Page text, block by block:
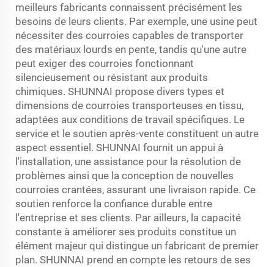
meilleurs fabricants connaissent précisément les
besoins de leurs clients. Par exemple, une usine peut
nécessiter des courroies capables de transporter
des matériaux lourds en pente, tandis qu'une autre
peut exiger des courroies fonctionnant
silencieusement ou résistant aux produits
chimiques. SHUNNAI propose divers types et
dimensions de courroies transporteuses en tissu,
adaptées aux conditions de travail spécifiques. Le
service et le soutien après-vente constituent un autre
aspect essentiel. SHUNNAI fournit un appui à
l'installation, une assistance pour la résolution de
problèmes ainsi que la conception de nouvelles
courroies crantées, assurant une livraison rapide. Ce
soutien renforce la confiance durable entre
l'entreprise et ses clients. Par ailleurs, la capacité
constante à améliorer ses produits constitue un
élément majeur qui distingue un fabricant de premier
plan. SHUNNAI prend en compte les retours de ses